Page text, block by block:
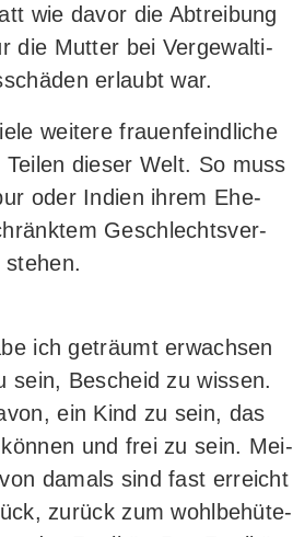
wie davor die Abtrei­bung
die Mut­ter bei Ver­ge­wal­ti­
erlaubt war.
wei­te­re frau­en­feind­li­che
die­ser Welt. So muss
oder Indi­en ihrem Ehe­
Geschlechts­ver­
stehen.
ich geträumt erwach­sen
sein, Bescheid zu wis­sen.
ein Kind zu sein, das
und frei zu sein. Mei­
damals sind fast erreicht
zurück zum wohl­be­hü­te­